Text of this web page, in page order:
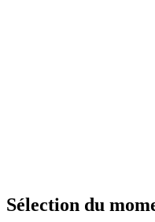
Sélection du